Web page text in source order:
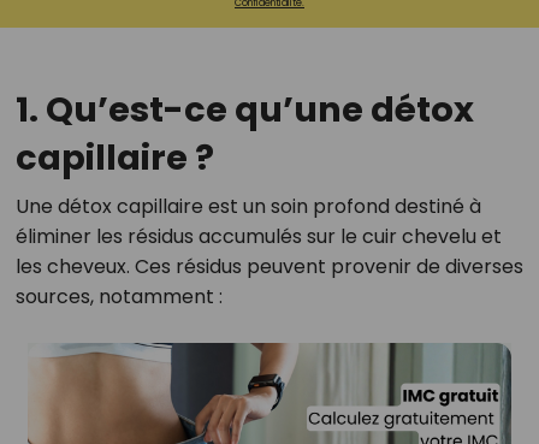
Confidentialité.
1. Qu’est-ce qu’une détox
capillaire ?
Une détox capillaire est un soin profond destiné à
éliminer les résidus accumulés sur le cuir chevelu et
les cheveux. Ces résidus peuvent provenir de diverses
sources, notamment :